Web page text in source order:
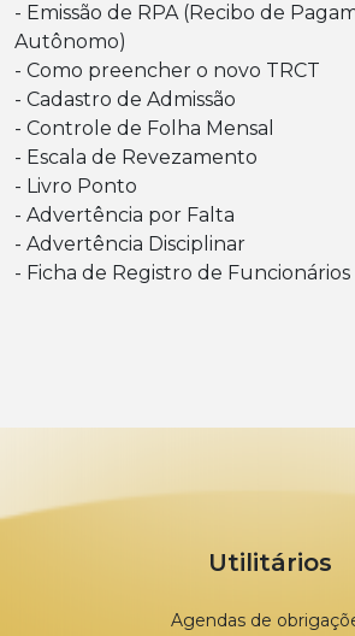
- Emissão de RPA (Recibo de
Autônomo)
- Como preencher o novo TRCT
- Cadastro de Admissão
- Controle de Folha Mensal
- Escala de Revezamento
- Livro Ponto
- Advertência por Falta
- Advertência Disciplinar
- Ficha de Registro de Funcionários
Utilitários
Agendas de